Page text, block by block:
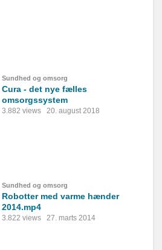
Sundhed og omsorg
Cura - det nye fælles
omsorgssystem
3.882 views 20. august 2018
Sundhed og omsorg
Robotter med varme hænder
2014.mp4
3.822 views 27. marts 2014